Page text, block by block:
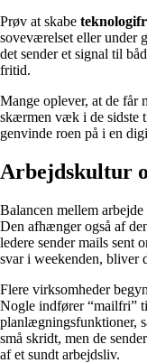
Prøv at skabe
soveværelset eller under
det sender et signal til
fritid.
Mange oplever, at de får
skærmen væk i de sidste
genvinde roen på i en
Arbejdskultur
Balancen mellem
Den afhænger også af
ledere sender mails sent
svar i weekenden, bliver
Flere virksomheder
Nogle indfører “mailfri”
planlægningsfunktioner,
små skridt, men de
af et sundt arbejdsliv.